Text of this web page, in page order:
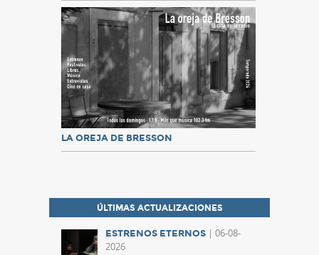
LA OREJA DE BRESSON
ÚLTIMAS ACTUALIZACIONES
ESTRENOS ETERNOS | 06-08-
2026